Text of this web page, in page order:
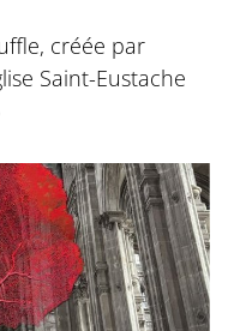
créée par
Saint-Eustache